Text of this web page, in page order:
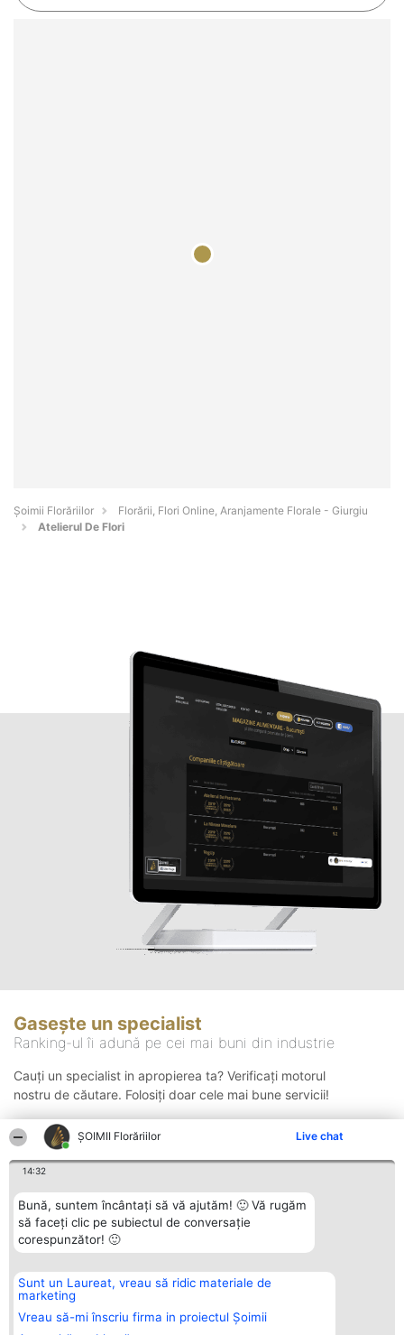
ȘOIMII Florăriilor Live chat
14:32
Bună, suntem încântați să vă ajutăm! 🙂 Vă rugăm
să faceți clic pe subiectul de conversație
corespunzător! 🙂
Sunt un Laureat, vreau să ridic materiale de
marketing
Vreau să-mi înscriu firma in proiectul Șoimii
Șoimii Florăriilor
Florării, Flori Online, Aranjamente Florale - Giurgiu
Atelierul De Flori
Gasește un specialist
Ranking-ul îi adună pe cei mai buni din industrie
Cauți un specialist in apropierea ta? Verificați motorul
nostru de căutare. Folosiți doar cele mai bune servicii!
Organizator Ranking
BRIGHT SOLUTIONS BR SRL
Aleea Timisul De Sus 2 Bl. A30
Sc. A Et. 4 Ap. 13 Cod 061952
Plebiscyt
Lista Tuturor
Laureaților
Contact